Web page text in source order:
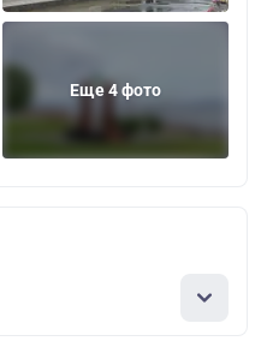
Еще 4 фото